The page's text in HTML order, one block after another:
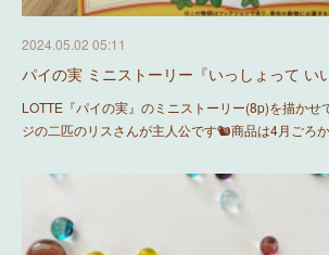
2024.05.02 05:11
パイの実 ミニストーリー『いっしょって い
LOTTE『パイの実』のミニストーリー(8p)を描かせ
ジの二匹のリスさんが主人公です🐿商品は4月ごろ